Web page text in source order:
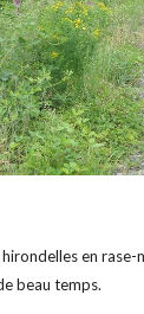
en rase-
beau temps.